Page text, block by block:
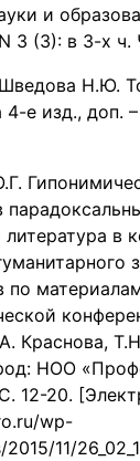
и
3 (3): в 3-х ч.
Н.Ю.
4-е изд.,
в
по
Краснова,
НОО
12-20.
wp-
11/